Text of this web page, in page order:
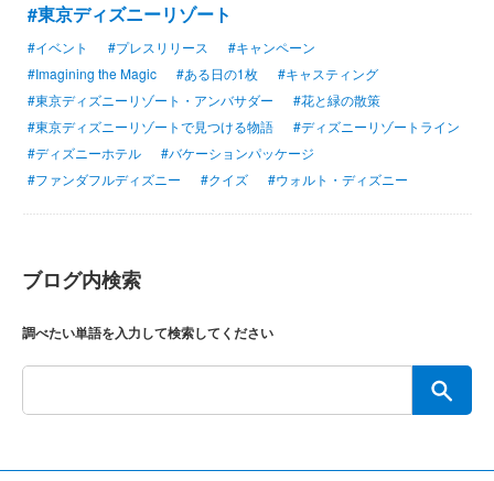
#東京ディズニーリゾート
#イベント #プレスリリース
#キャンペーン
#Imagining the Magic
#ある日の1枚
#キャスティング
#東京ディズニーリゾート・アンバサダー
#花と緑の散策
#東京ディズニーリゾートで見つける物語
#ディズニーリゾートライン
#ディズニーホテル
#バケーションパッケージ
#ファンダフルディズニー
#クイズ #ウォルト・ディズニー
ブログ内検索
調べたい単語を入力して検索してください